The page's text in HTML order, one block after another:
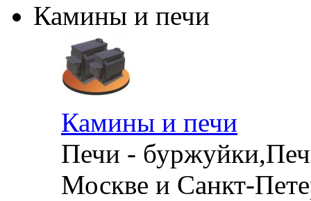
Камины и печи
Камины и печи
Печи -
Москве и Санкт-